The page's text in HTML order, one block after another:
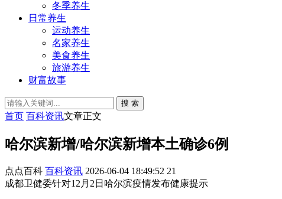
冬季养生
日常养生
运动养生
名家养生
美食养生
旅游养生
财富故事
搜 索
首页 百科资讯文章正文
哈尔滨新增/哈尔滨新增本土确诊6例
点点百科 百科资讯 2026-06-04 18:49:52 21
成都卫健委针对12月2日哈尔滨疫情发布健康提示